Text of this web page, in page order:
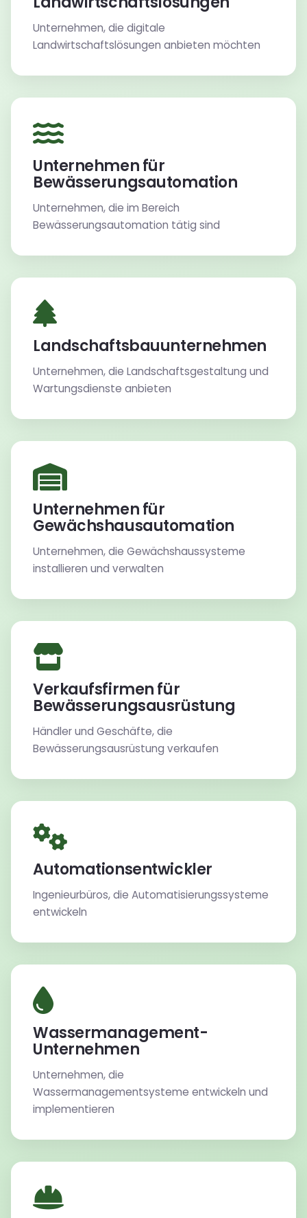
Unternehmen, die digitale
Landwirtschaftslösungen anbieten möchten
Unternehmen für
Bewässerungsautomation
Unternehmen, die im Bereich
Bewässerungsautomation tätig sind
Landschaftsbauunternehmen
Unternehmen, die Landschaftsgestaltung und
Wartungsdienste anbieten
Unternehmen für
Gewächshausautomation
Unternehmen, die Gewächshaussysteme
installieren und verwalten
Verkaufsfirmen für
Bewässerungsausrüstung
Händler und Geschäfte, die
Bewässerungsausrüstung verkaufen
Automationsentwickler
Ingenieurbüros, die Automatisierungssysteme
entwickeln
Wassermanagement-
Unternehmen
Unternehmen, die
Wassermanagementsysteme entwickeln und
implementieren